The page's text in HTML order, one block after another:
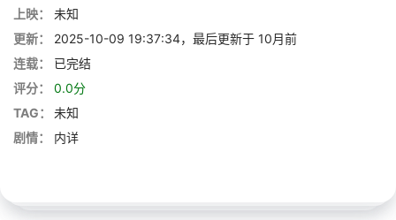
上映：
未知
更新：
2025-10-09 19:37:34，最后更新于 10月前
连载：
已完结
评分：
0.0分
TAG：
未知
剧情：
内详